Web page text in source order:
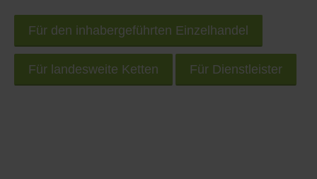
Für den inhabergeführten Einzelhandel
Für landesweite Ketten Für Dienstleister